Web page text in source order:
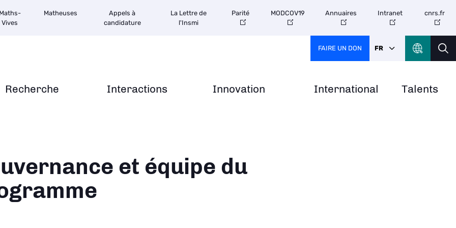
Recherche Interactions Innovation International Talents
Maths-
Vives
Matheuses
Appels à
candidature
La Lettre de
l'Insmi
Parité MODCOV19 Annuaires Intranet cnrs.fr
FAIRE UN DON FR
et équipe du